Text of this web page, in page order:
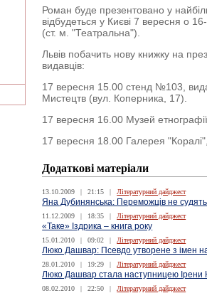
Роман буде презентовано у
відбудеться у Києві 7 вересня о
(ст. м. "Театральна").
Львів побачить нову книжку на
видавців:
17 вересня 15.00 стенд №103,
Мистецтв (вул. Коперника, 17).
17 вересня 16.00 Музей
17 вересня 18.00 Галерея
Додаткові матеріали
13.10.2009 | 21:15 | Літературний дайджест
Яна Дубинянська: Переможців не судять
11.12.2009 | 18:35 | Літературний дайджест
«Таке» Іздрика – книга року
15.01.2010 | 09:02 | Літературний дайджест
Люко Дашвар: Псевдо утворене з імен
28.01.2010 | 19:29 | Літературний дайджест
Люко Дашвар стала наступницею Ірени
08.02.2010 | 22:50 | Літературний дайджест